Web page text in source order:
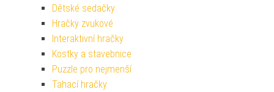
Dětské sedačky
Hračky zvukové
Interaktivní hračky
Kostky a stavebnice
Puzzle pro nejmenší
Tahací hračky